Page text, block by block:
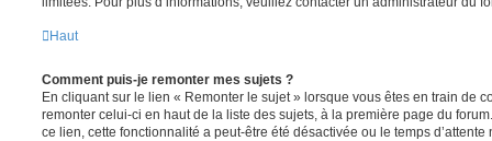
Haut
Comment puis-je remonter mes sujets ?
En cliquant sur le lien « Remonter le sujet » lorsque vous êtes en train de
remonter celui-ci en haut de la liste des sujets, à la première page du
ce lien, cette fonctionnalité a peut-être été désactivée ou le temps